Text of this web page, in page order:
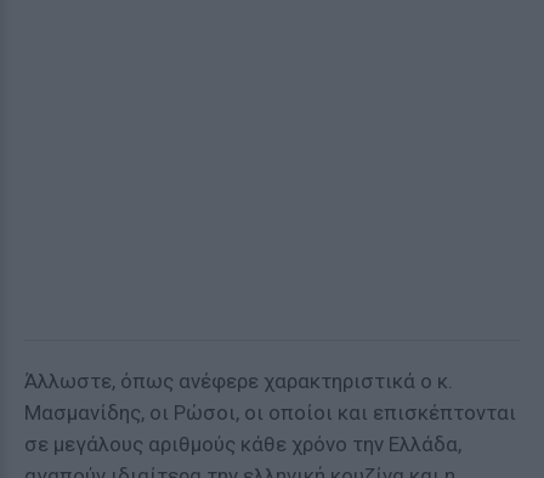
Άλλωστε, όπως ανέφερε χαρακτηριστικά ο κ.
Μασμανίδης, οι Ρώσοι, οι οποίοι και επισκέπτονται
σε μεγάλους αριθμούς κάθε χρόνο την Ελλάδα,